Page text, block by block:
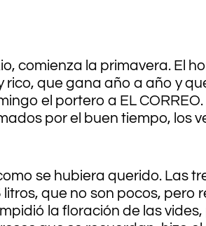
comienza la primavera. El
rico, que gana año a año y
el portero a EL
por el buen tiempo, los
se hubiera querido. Las
que no son pocos, pero
la floración de las